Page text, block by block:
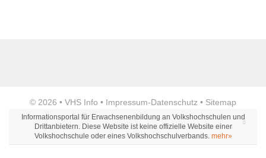
Webseite
© 2026 • VHS Info • Impressum-Datenschutz • Sitemap
Informationsportal für Erwachsenenbildung an Volkshochschulen und
Drittanbietern. Diese Website ist keine offizielle Website einer
Volkshochschule oder eines Volkshochschulverbands. mehr»